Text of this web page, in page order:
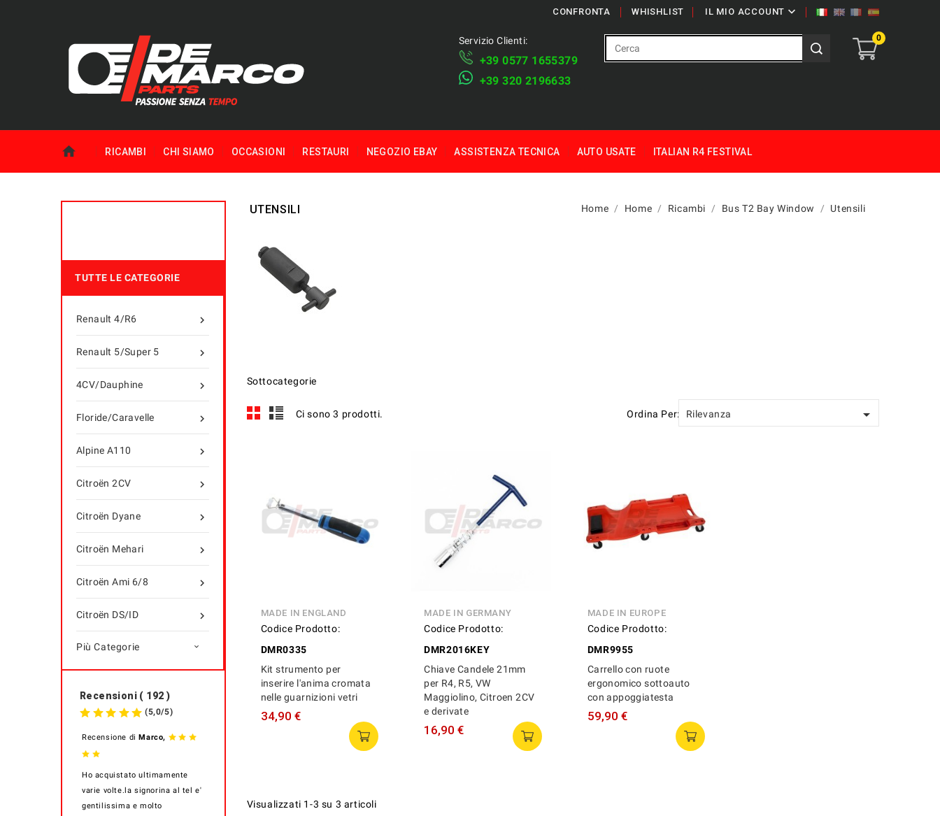
IL MIO ACCOUNT 
WHISHLIST
CONFRONTA
0
Servizio Clienti:
+39 ​​0577 1655379
​+39 320 2196633
RICAMBI CHI SIAMO OCCASIONI RESTAURI NEGOZIO EBAY ASSISTENZA TECNICA AUTO USATE ITALIAN R4 FESTIVAL
TUTTE LE CATEGORIE

Renault 4/R6

Renault 5/Super 5

4CV/Dauphine

Floride/Caravelle

Alpine A110

Citroën 2CV

Citroën Dyane

Citroën Mehari

Citroën Ami 6/8

Citroën DS/ID
Più Categorie 
Recensioni ( 192 )
(5,0/5)
Recensione diMarco,
Ho acquistato ultimamente
varie volte.la signorina al tel e'
gentilissima e molto
UTENSILI Home Home Ricambi Bus T2 Bay Window Utensili
Sottocategorie
Ci sono 3 prodotti. Ordina Per: Rilevanza 
MADE IN ENGLAND
Codice Prodotto:
DMR0335
Kit strumento per
inserire l'anima cromata
nelle guarnizioni vetri
34,90 €
MADE IN GERMANY
Codice Prodotto:
DMR2016KEY
Chiave Candele 21mm
per R4, R5, VW
Maggiolino, Citroen 2CV
e derivate
16,90 €
MADE IN EUROPE
Codice Prodotto:
DMR9955
Carrello con ruote
ergonomico sottoauto
con appoggiatesta
59,90 €
Visualizzati 1-3 su 3 articoli